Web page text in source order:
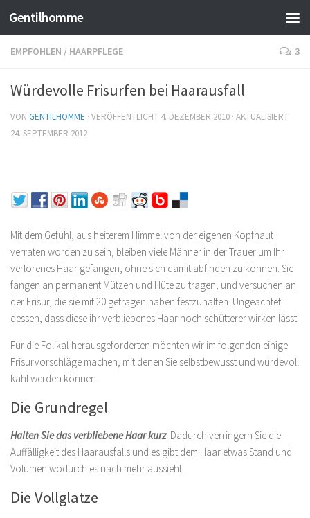
Gentilhomme
EMPFOHLEN / HAARPFLEGE 3
Würdevolle Frisurfen bei Haarausfall
VON GENTILHOMME · VERÖFFENTLICHT 4. DEZEMBER 2010 · AKTUALISIERT
24. SEPTEMBER 2012
Mit dem Gefühl, aus heiterem Himmel von der eigenen Kopfhaut
verraten worden zu sein, bleiben viele Männer in der Trauer um Ihr
verlorenes Haar gefangen, ohne sich damit abfinden zu können. Sie
fangen an permanent Mützen und Hüte zu tragen, und versuchen an
der Frisur, die sie mit 20 getragen haben festzuhalten. Ungeachtet
dessen, dass diese ihr verbliebenes Haar noch schütterer wirken lässt.
Für die Folikal-herausgeforderten möchten wir im folgenden einige
Frisurvorschläge machen, mit denen Sie selbstbewusst und würdevoll
kahl werden können.
Die Grundregel
Halten Sie das verbliebene Haar kurz. Dadurch verringern Sie die
Auffälligkeit des Haarausfalls und es gibt dem Haar etwas Stand und
Volumen wodurch es nach mehr aussieht.
Die Vollglatze